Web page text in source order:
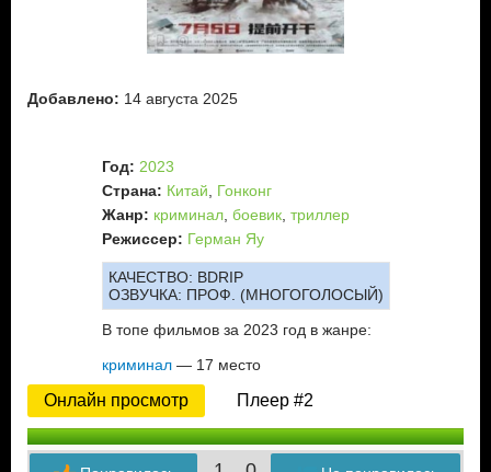
Добавлено: 14 августа 2025
Год: 2023
Страна: Китай
Гонконг
Жанр: криминал, боевик, триллер
Режиссер: Герман Яу
КАЧЕСТВО: BDRIP
ОЗВУЧКА: ПРОФ. (МНОГОГОЛОСЫЙ)
В топе фильмов за 2023 год в жанре:
криминал— 17 место
Онлайн просмотр Плеер #2